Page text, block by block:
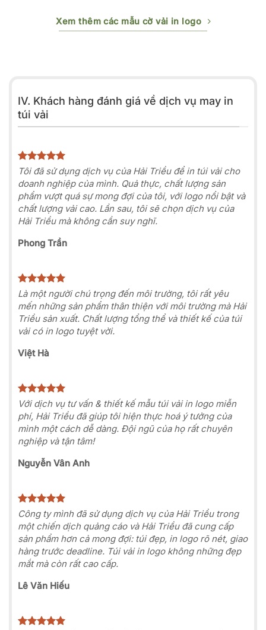
đến
270,000₫
Xem thêm các mẫu cờ vải in logo
IV. Khách hàng đánh giá về dịch vụ may in
túi vải
Tôi đã sử dụng dịch vụ của Hải Triều để in túi vải cho
doanh nghiệp của mình. Quả thực, chất lượng sản
phẩm vượt quá sự mong đợi của tôi, với logo nổi bật và
chất lượng vải cao. Lần sau, tôi sẽ chọn dịch vụ của
Hải Triều mà không cần suy nghĩ.
Phong Trần
Là một người chú trọng đến môi trường, tôi rất yêu
mến những sản phẩm thân thiện với môi trường mà Hải
Triều sản xuất. Chất lượng tổng thể và thiết kế của túi
vải có in logo tuyệt vời.
Việt Hà
Với dịch vụ tư vấn & thiết kế mẫu túi vải in logo miễn
phí, Hải Triều đã giúp tôi hiện thực hoá ý tưởng của
mình một cách dễ dàng. Đội ngũ của họ rất chuyên
nghiệp và tận tâm!
Nguyễn Vân Anh
Công ty mình đã sử dụng dịch vụ của Hải Triều trong
một chiến dịch quảng cáo và Hải Triều đã cung cấp
sản phẩm hơn cả mong đợi: túi đẹp, in logo rõ nét, giao
hàng trước deadline. Túi vải in logo không những đẹp
mắt mà còn rất cao cấp.
Lê Văn Hiếu